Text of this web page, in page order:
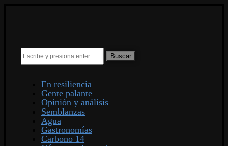
Buscar
En resiliencia
Gente palante
Opinión y análisis
Semblanzas
Agua
Gastronomías
Carbono 14